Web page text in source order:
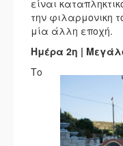
είναι
την φιλαρμονικη
μία άλλη εποχή.
Ημέρα 2η |
Το